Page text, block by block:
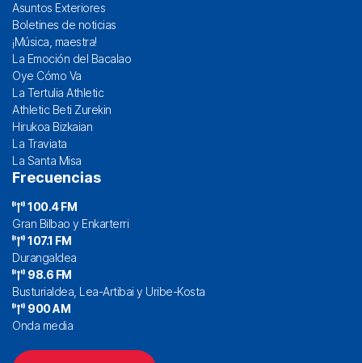
Asuntos Exteriores
Boletines de noticias
¡Música, maestra!
La Emoción del Bacalao
Oye Cómo Va
La Tertulia Athletic
Athletic Beti Zurekin
Hirukoa Bizkaian
La Traviata
La Santa Misa
Frecuencias
100.4 FM
Gran Bilbao y Enkarterri
107.1 FM
Durangaldea
98.6 FM
Busturialdea, Lea-Artibai y Uribe-Kosta
900 AM
Onda media